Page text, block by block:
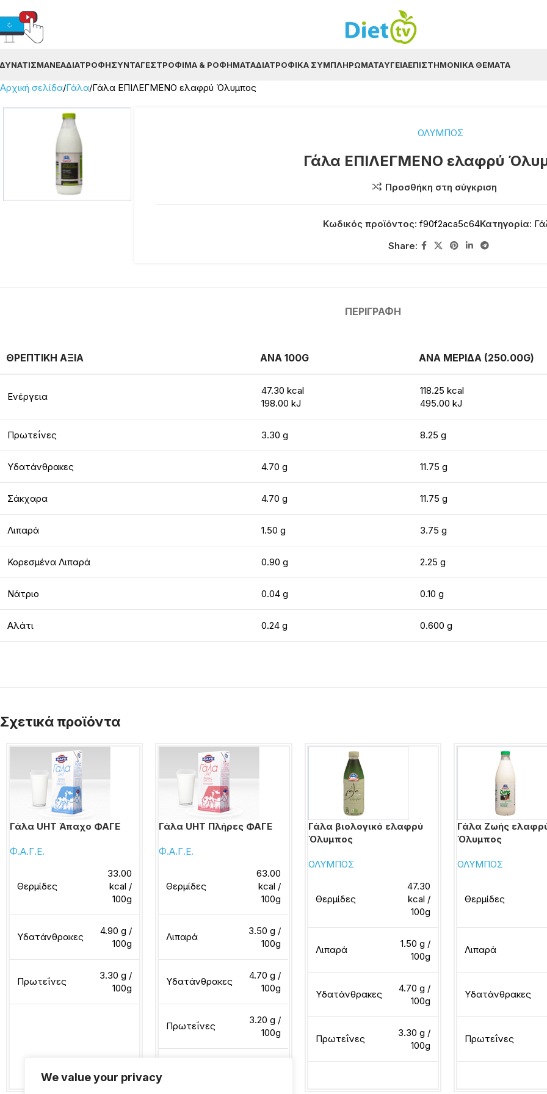
We value your privacy
ΝΈΑΔΙΑΤΡΟΦΉΣΥΝΤΑΓΈΣΤΡΌΦΙΜΑ & ΡΟΦΉΜΑΤΑΔΙΑΤΡΟΦΙΚΆ ΣΥΜΠΛΗΡΏΜΑΤΑΥΓΕΊΑΕΠΙΣΤΗΜΟΝΙΚΆ ΘΈΜΑΤΑ
Αρχική σελίδα Γάλα Γάλα ΕΠΙΛΕΓΜΕΝΟ ελαφρύ Όλυμπος
ΟΛΥΜΠΟΣ
Γάλα ΕΠΙΛΕΓΜΕΝΟ ελαφρύ
Προσθήκη στη σύγκριση
Κωδικός προϊόντος:f90f2aca5c64Κατηγορία:
Share:
ΠΕΡΙΓΡΑΦΉ
ΘΡΕΠΤΙΚΗ ΑΞΙΑ ΑΝΑ 100G ΑΝΑ ΜΕΡΙΔΑ (250.00G)
Ενέργεια
47.30 kcal
198.00 kJ
118.25 kcal
495.00 kJ
Πρωτεΐνες 3.30 g 8.25 g
Υδατάνθρακες 4.70 g 11.75 g
Σάκχαρα 4.70 g 11.75 g
Λιπαρά 1.50 g 3.75 g
Κορεσμένα Λιπαρά 0.90 g 2.25 g
Νάτριο 0.04 g 0.10 g
Αλάτι 0.24 g 0.600 g
Σχετικά προϊόντα
Γάλα UHT Άπαχο ΦΑΓΕ
Φ.Α.Γ.Ε.
Θερμίδες
33.00
kcal /
100g
Υδατάνθρακες
4.90 g /
100g
Πρωτεΐνες
3.30 g /
100g
Γάλα UHT Πλήρες ΦΑΓΕ
Φ.Α.Γ.Ε.
Θερμίδες
63.00
kcal /
100g
Λιπαρά
3.50 g /
100g
Υδατάνθρακες
4.70 g /
100g
Πρωτεΐνες
3.20 g /
100g
Γάλα βιολογικό ελαφρύ
Όλυμπος
ΟΛΥΜΠΟΣ
Θερμίδες
47.30
kcal /
100g
Λιπαρά
1.50 g /
100g
Υδατάνθρακες
4.70 g /
100g
Πρωτεΐνες
3.30 g /
100g
Γάλα Ζωής
Όλυμπος
ΟΛΥΜΠΟΣ
Θερμίδες
Λιπαρά
Υδατάνθρακες
Πρωτεΐνες